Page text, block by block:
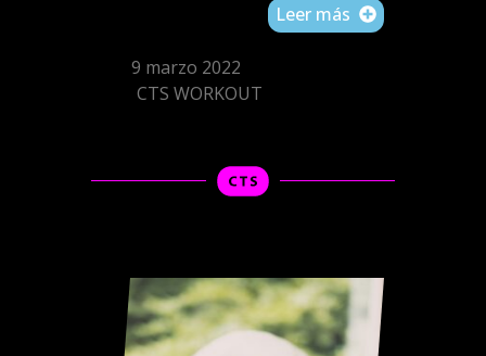
Leer más
9 marzo 2022
CTS WORKOUT